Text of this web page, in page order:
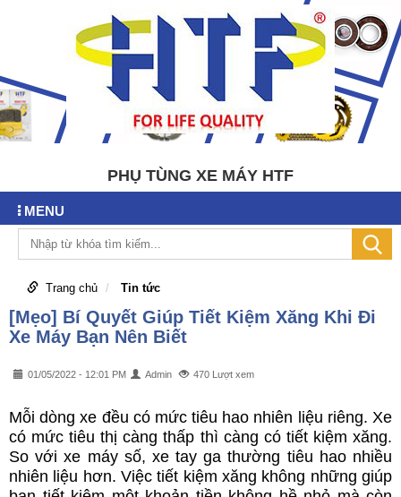
PHỤ TÙNG XE MÁY HTF
MENU
Trang chủ Tin tức
[Mẹo] Bí Quyết Giúp Tiết Kiệm Xăng Khi Đi
Xe Máy Bạn Nên Biết
01/05/2022 - 12:01 PM Admin 470 Lượt xem
Mỗi dòng xe đều có mức tiêu hao nhiên liệu riêng. Xe
có mức tiêu thị càng thấp thì càng có tiết kiệm xăng.
So với xe máy số, xe tay ga thường tiêu hao nhiều
nhiên liệu hơn. Việc tiết kiệm xăng không những giúp